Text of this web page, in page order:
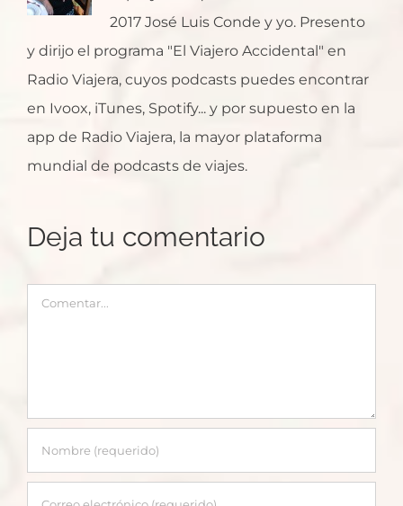
2017 José Luis Conde y yo. Presento
y dirijo el programa "El Viajero Accidental" en
Radio Viajera, cuyos podcasts puedes encontrar
en Ivoox, iTunes, Spotify... y por supuesto en la
app de Radio Viajera, la mayor plataforma
mundial de podcasts de viajes.
Deja tu comentario
Comentar